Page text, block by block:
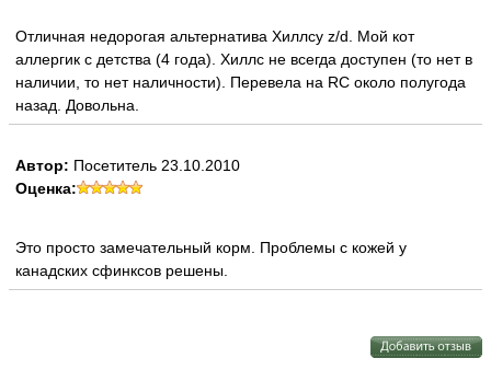
Отличная недорогая альтернатива Хиллсу z/d. Мой кот
аллергик с детства (4 года). Хиллс не всегда доступен (то нет в
наличии, то нет наличности). Перевела на RC около полугода
назад. Довольна.
Автор: Посетитель 23.10.2010
Оценка:
Это просто замечательный корм. Проблемы с кожей у
канадских сфинксов решены.